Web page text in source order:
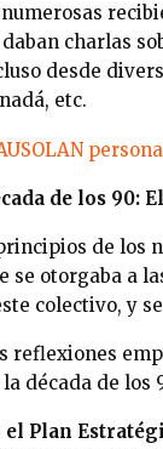
numerosas
daban charlas
desde
etc.
de los 90:
de los
se otorgaba a
colectivo, y
reflexiones
la década de los
el Plan